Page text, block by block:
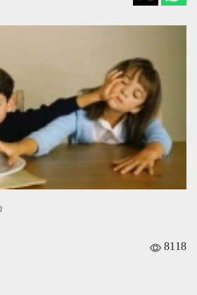
8118